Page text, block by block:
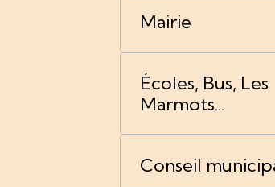
Mairie
Écoles, Bus, Les
Marmots...
Conseil